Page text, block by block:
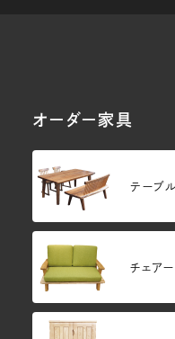
オーダー家具
テーブ
チェア